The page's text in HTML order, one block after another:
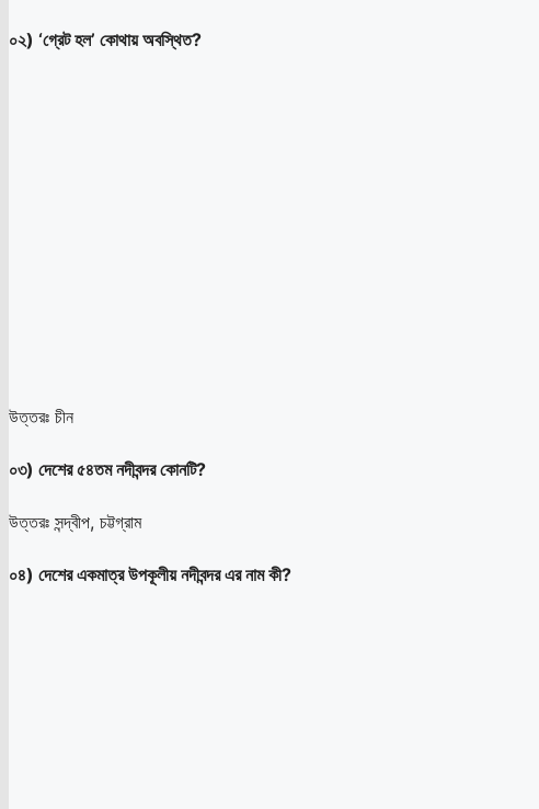
০২) ‘গ্রেট হল’ কোথায় অবস্থিত?
উত্তরঃ চীন
০৩) দেশের ৫৪তম নদীবন্দর কোনটি?
উত্তরঃ সন্দ্বীপ, চট্টগ্রাম
০৪) দেশের একমাত্র উপকূলীয় নদীবন্দর এর নাম কী?